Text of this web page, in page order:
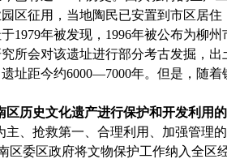
区征用，当地陶民已安置到市区居住
1979年被发现， 1996年被公布为柳州
所会对该遗址进行部分考古发掘，出
址距今约6000—7000年。但是，随着
区历史文化遗产进行保护和开发利用
主、抢救第一、合理利用、加强管理
区委区政府将文物保护工作纳入全区